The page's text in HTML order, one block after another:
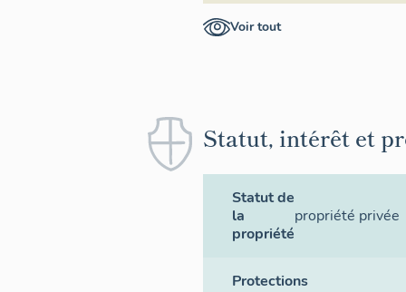
Voir tout
Statut, intérêt et
Statut de
la
propriété
propriété privée
Protections